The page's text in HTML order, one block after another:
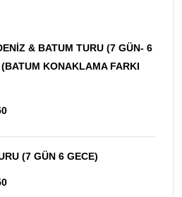
& BATUM TURU (7 GÜN- 6
KONAKLAMA FARKI
(7 GÜN 6 GECE)